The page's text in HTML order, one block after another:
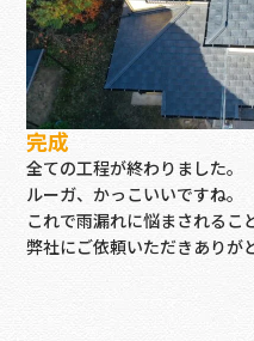
完成
全ての工程が終わりました。
ルーガ、かっこいいですね。
これで雨漏れに悩まされるこ
弊社にご依頼いただきありが